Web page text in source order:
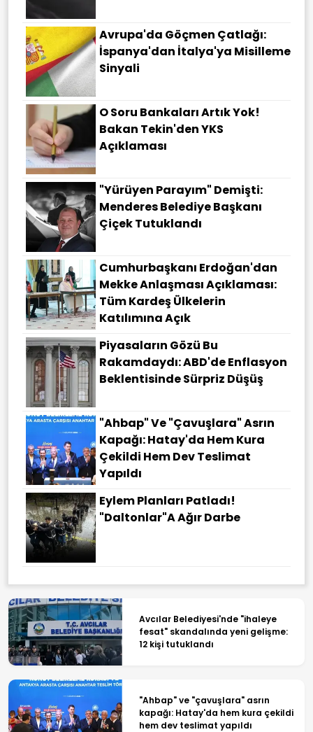
Avrupa'da Göçmen Çatlağı:
İspanya'dan İtalya'ya Misilleme
Sinyali
O Soru Bankaları Artık Yok!
Bakan Tekin'den YKS
Açıklaması
"Yürüyen Parayım" Demişti:
Menderes Belediye Başkanı
Çiçek Tutuklandı
Cumhurbaşkanı Erdoğan'dan
Mekke Anlaşması Açıklaması:
Tüm Kardeş Ülkelerin
Katılımına Açık
Piyasaların Gözü Bu
Rakamdaydı: ABD'de Enflasyon
Beklentisinde Sürpriz Düşüş
"Ahbap" Ve "çavuşlara" Asrın
Kapağı: Hatay'da Hem Kura
Çekildi Hem Dev Teslimat
Yapıldı
Eylem Planları Patladı!
"Daltonlar"a Ağır Darbe
Avcılar Belediyesi'nde "ihaleye
fesat" skandalında yeni gelişme:
12 kişi tutuklandı
"Ahbap" ve "çavuşlara" asrın
kapağı: Hatay'da hem kura çekildi
hem dev teslimat yapıldı